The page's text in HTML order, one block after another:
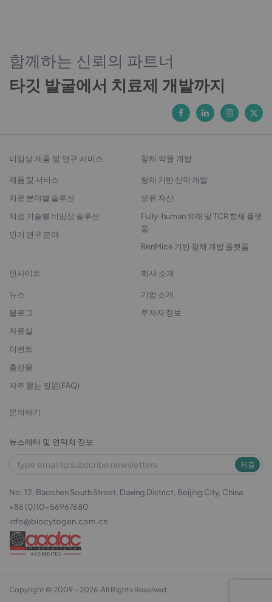
함께하는 신뢰의 파트너
타깃 발굴에서 치료제 개발까지
비임상 제품 및 연구 서비스
제품 및 서비스
치료 분야별 솔루션
치료 기술별 비임상 솔루션
인기 연구 분야
항체 약물 개발
항체 기반 신약 개발
보유 자산
Fully-human 유래 및 TCR 항체 플랫
폼
RenMice 기반 항체 개발 플랫폼
인사이트
뉴스
블로그
자료실
이벤트
출판물
자주 묻는 질문(FAQ)
회사 소개
기업 소개
투자자 정보
문의하기
뉴스레터 및 연락처 정보
제출
No. 12, Baoshen South Street, Daxing District, Beijing City, China
+86 (0)10-56967680
info@biocytogen.com.cn
Copyright © 2009 ~ 2026. All Rights Reserved